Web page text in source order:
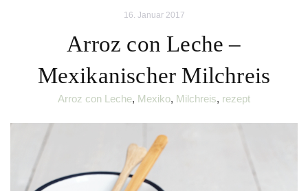
16. Januar 2017
Arroz con Leche –
Mexikanischer Milchreis
Arroz con Leche, Mexiko, Milchreis, rezept